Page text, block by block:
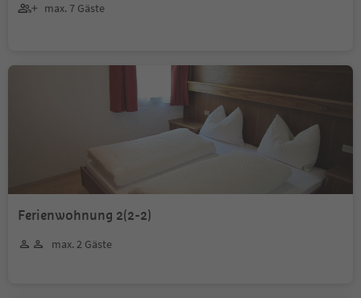
max. 7 Gäste
Ferienwohnung 2(2-2)
max. 2 Gäste